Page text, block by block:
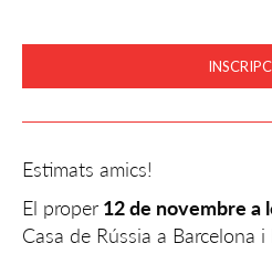
Estimats amics!
El proper 12 de novembre a
Casa de Rússia a Barcelona